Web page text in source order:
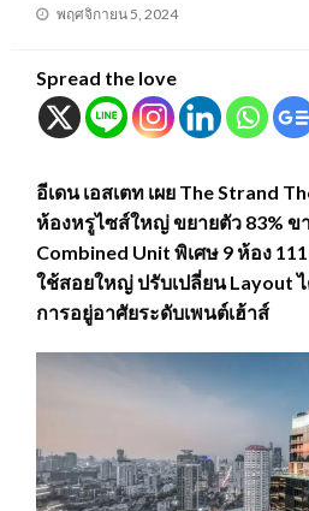
Posted
พฤศจิกายน 5, 2024
Spread the love
อีเดน เอสเตท เผย The Strand
ห้องหรูไซส์ใหญ่ ขยายตัว 83% ข
Combined Unit พิเศษ 9 ห้อง
ใช้สอยใหญ่ ปรับเปลี่ยน Layout
การอยู่อาศัยระดับเพนต์เฮ้าส์